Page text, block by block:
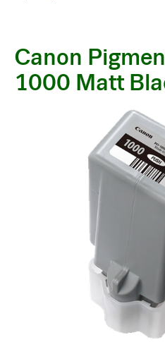
Canon
1000 Matt